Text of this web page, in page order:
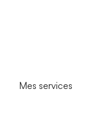
Mes services